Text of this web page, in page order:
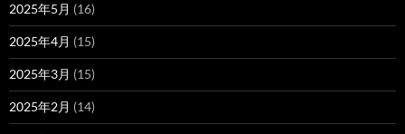
2025年5月 (16)
2025年4月 (15)
2025年3月 (15)
2025年2月 (14)